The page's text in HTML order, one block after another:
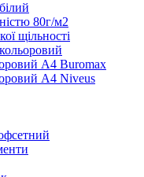
80г/м2
щільності
А4 Buromax
А4 Niveus